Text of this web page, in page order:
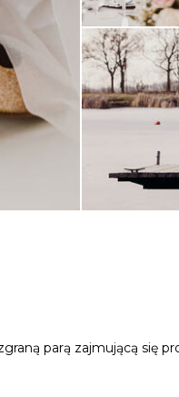
parą zajmującą się